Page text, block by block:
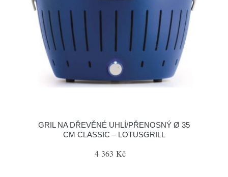
GRIL NA DŘEVĚNÉ UHLÍ/PŘENOSNÝ Ø 35
CM CLASSIC – LOTUSGRILL
4 363 Kč